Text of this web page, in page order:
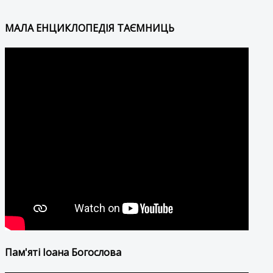
МАЛА ЕНЦИКЛОПЕДІЯ ТАЄМНИЦЬ
Пам'яті Іоана Богослова